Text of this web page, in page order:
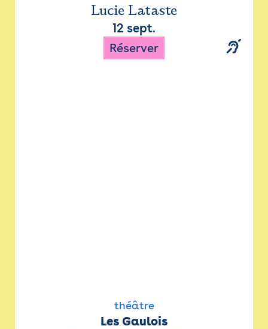
Lucie Lataste
12 sept.
Réserver
théâtre
Les Gaulois